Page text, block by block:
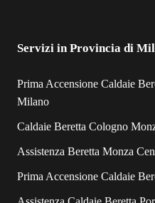
Servizi in Provincia di
Prima Accensione Caldaie
Milano
Caldaie Beretta Cologno
Assistenza Beretta Monza
Prima Accensione Caldaie